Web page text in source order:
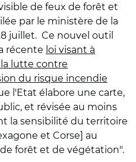
de feux de forêt et
par le ministère de la
juillet. Ce nouvel outil
récente loi visant à
lutte contre
du risque incendie
l'Etat élabore une carte,
et révisée au moins
la sensibilité du territoire
et Corse] au
forêt et de végétation".